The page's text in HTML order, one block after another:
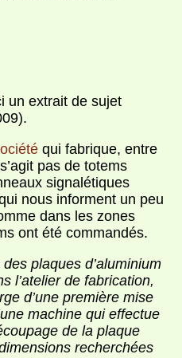
un extrait de sujet
qui fabrique, entre
pas de totems
signalétiques
nous informent un peu
dans les zones
ont été commandés.
plaques d’aluminium
l’atelier de fabrication,
d’une première mise
machine qui effectue
de la plaque
recherchées